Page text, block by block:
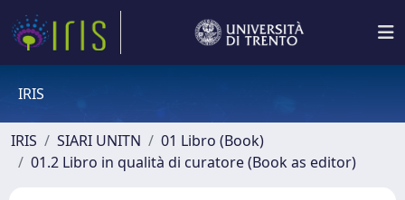
IRIS
IRIS SIARI UNITN
01 Libro (Book)
01.2 Libro in qualità di curatore (Book as editor)